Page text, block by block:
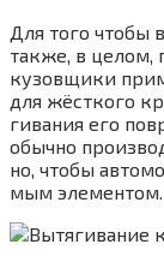
Для того что­бы
так­же, в целом,
кузов­щи­ки
для жёст­ко­го
ги­ва­ния его
обыч­но
но, что­бы
мым эле­мен­том.